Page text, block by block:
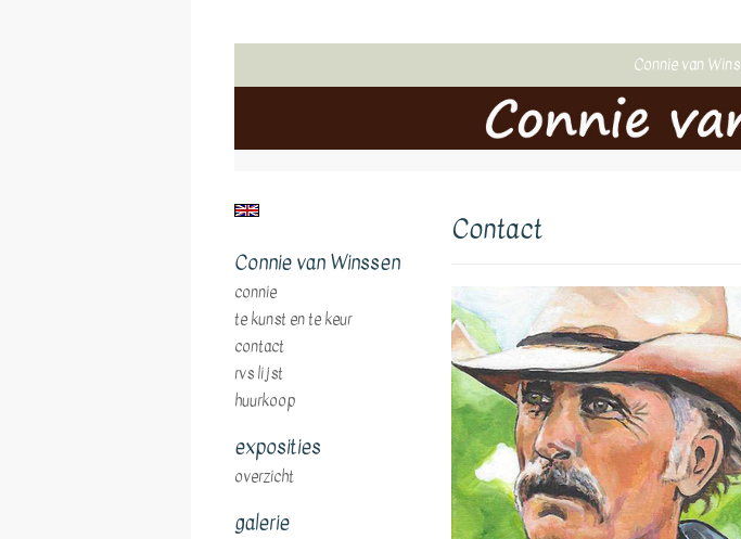
Connie van
Contact
Connie van Winssen
connie
te kunst en te keur
contact
rvs lijst
huurkoop
exposities
overzicht
galerie